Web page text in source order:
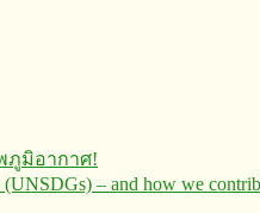
ภูมิอากาศ!
(UNSDGs) – and how we